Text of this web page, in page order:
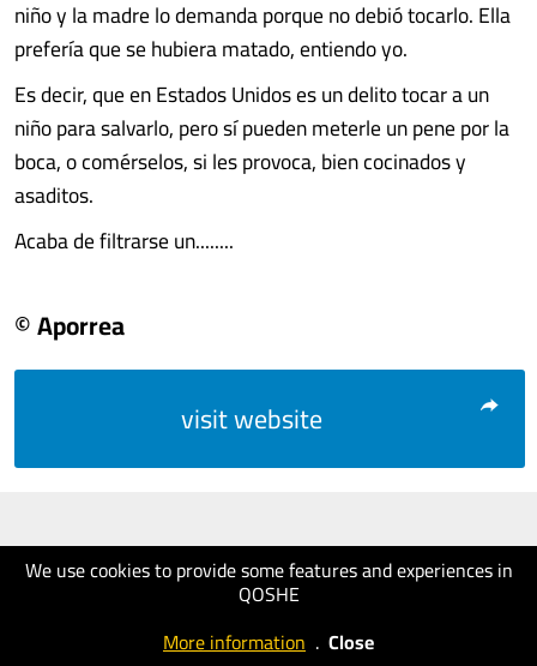
We use cookies to provide some features and experiences in
QOSHE
More information . Close
niño y la madre lo demanda porque no debió tocarlo. Ella
prefería que se hubiera matado, entiendo yo.
Es decir, que en Estados Unidos es un delito tocar a un
niño para salvarlo, pero sí pueden meterle un pene por la
boca, o comérselos, si les provoca, bien cocinados y
asaditos.
Acaba de filtrarse un........
© Aporrea
visit website